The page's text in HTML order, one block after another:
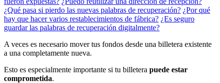
¿Qué pasa si pierdo las nuevas palabras de recuperación? ¿Por qué
hay que hacer varios restablecimientos de fábrica? ¿Es seguro
guardar las palabras de recuperación digitalmente?
A veces es necesario mover tus fondos desde una billetera existente
a una completamente nueva.
Esto es especialmente importante si tu billetera puede estar
comprometida.